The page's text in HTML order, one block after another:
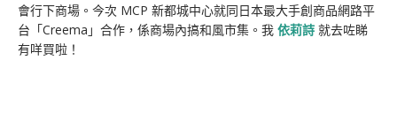
會行下商場。今次 MCP 新都城中心就同日本最大手創商品網路平
台「Creema」合作，係商場內搞和風市集。我 依莉詩 就去咗睇
有咩買啦！